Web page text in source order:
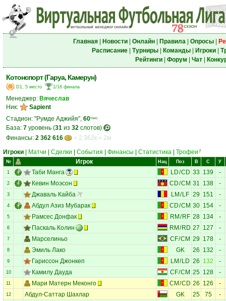
Главная| Новости| Онлайн| Правила| Опросы|
Расписание| Турниры| Команды| Игроки|
Рейтинги| Форум Чат|
Котонспорт (Гаруа, Камерун)
D1, 5 место 1/16 финала
Менеджер: Вячеслав
Ник:
Sapient
Стадион: "Румде Аджийя", 60тыс.
База: 7 уровень (31 из 32 слотов)
Финансы: 2 362 616
= 2 362к = 2м
Игроки
Матчи Сделки События Финансы Статистика Трофеи 7
№ Игрок Нац Поз В С У
1 Таби Манга LD/CD 33 139 -
2 Кевин Моэсон CD/CM 31 138 -
3 Джаваль Кайба LM / LF 29 151 -
4 Абдул Азиз Мубарак CD/CM 30 154 -
5 Рамсес Донфак RM / RF 28 134 -
6 Паскаль Колин RM / RD 27 127 -
7 Марселиньо CF/CM 29 178 -
8 Эмиль Лако GK 26 132 -
9 Гариссон Джонкеп LM / LD 26 132 -
10 Камилу Дауда CF/CM 25 128 -
11 Мари Матерн Меконго CM /CD 26 126 -
12 Абдул-Саттар Шахлар GK 25 75 -